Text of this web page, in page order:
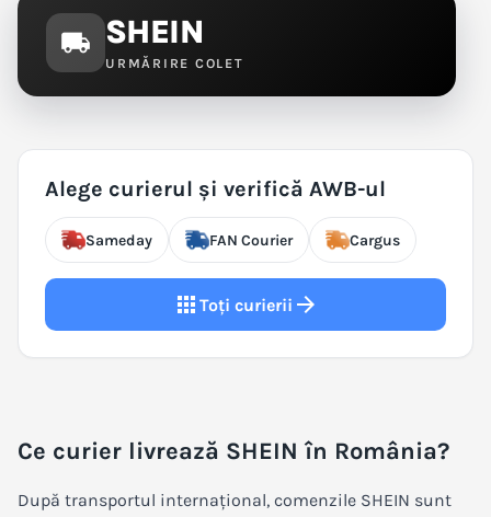
local_shipping SHEIN
URMĂRIRE COLET
Alege curierul și verifică AWB-ul
Sameday FAN Courier Cargus
apps Toți curierii arrow_forward
Ce curier livrează SHEIN în România?
După transportul internațional, comenzile SHEIN sunt